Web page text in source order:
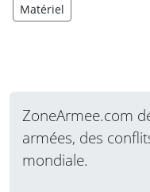
Matériel
ZoneArmee.com
armées, des
mondiale.